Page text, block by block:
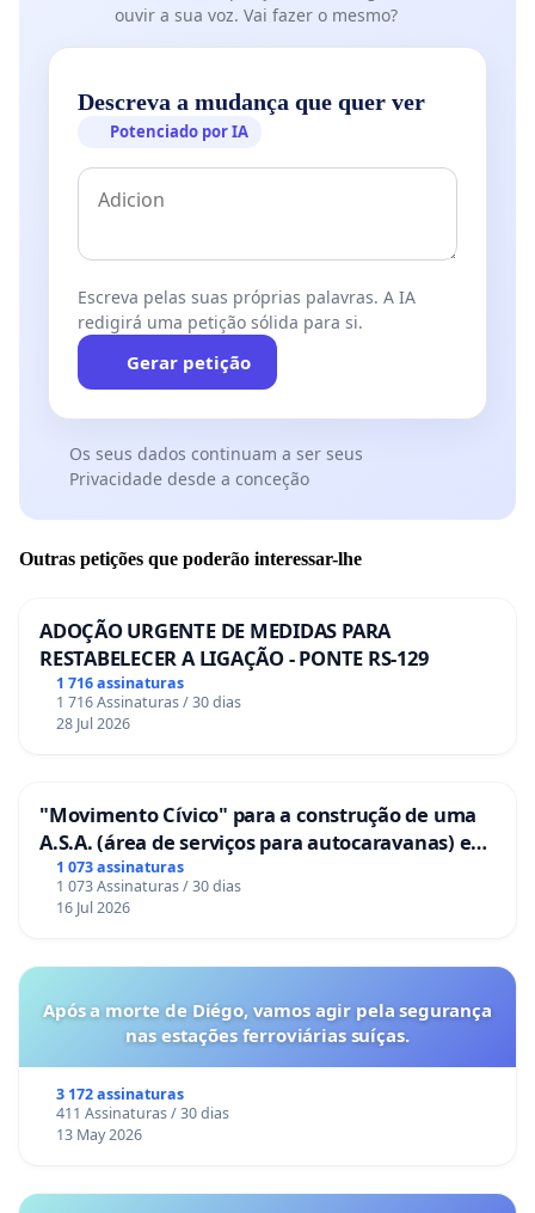
ouvir a sua voz. Vai fazer o mesmo?
Descreva a mudança que quer ver
Potenciado por IA
Escreva pelas suas próprias palavras. A IA
redigirá uma petição sólida para si.
Gerar petição
Os seus dados continuam a ser seus
Privacidade desde a conceção
Outras petições que poderão interessar-lhe
ADOÇÃO URGENTE DE MEDIDAS PARA
RESTABELECER A LIGAÇÃO - PONTE RS-129
1 716 assinaturas
1 716 Assinaturas / 30 dias
28 Jul 2026
"Movimento Cívico" para a construção de uma
A.S.A. (área de serviços para autocaravanas) em
Coimbra
1 073 assinaturas
1 073 Assinaturas / 30 dias
16 Jul 2026
Após a morte de Diégo, vamos agir pela segurança
nas estações ferroviárias suíças.
3 172 assinaturas
411 Assinaturas / 30 dias
13 May 2026